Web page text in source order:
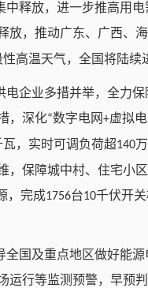
释放，进一步推高用
放，推动广东、广西、
高温天气，全国将陆续
电企业多措并举，全力
，深化“数字电网+虚拟
瓦，实时可调负荷超140
，保障城中村、住宅小
，完成1756台10千伏开
全国及重点地区做好能
运行等监测预警，早预